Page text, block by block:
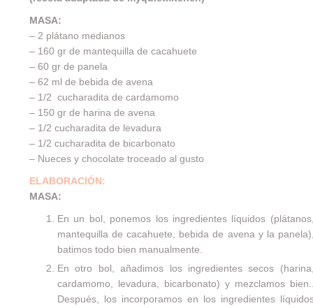
MASA:
– 2 plátano medianos
– 160 gr de mantequilla de cacahuete
– 60 gr de panela
– 62 ml de bebida de avena
– 1/2 cucharadita de cardamomo
– 150 gr de harina de avena
– 1/2 cucharadita de levadura
– 1/2 cucharadita de bicarbonato
– Nueces y chocolate troceado al gusto
ELABORACIÓN:
MASA:
En un bol, ponemos los ingredientes líquidos
mantequilla de cacahuete, bebida de avena y la
batimos todo bien manualmente.
En otro bol, añadimos los ingredientes secos
cardamomo, levadura, bicarbonato) y mezclamos
Después, los incorporamos en los ingredientes